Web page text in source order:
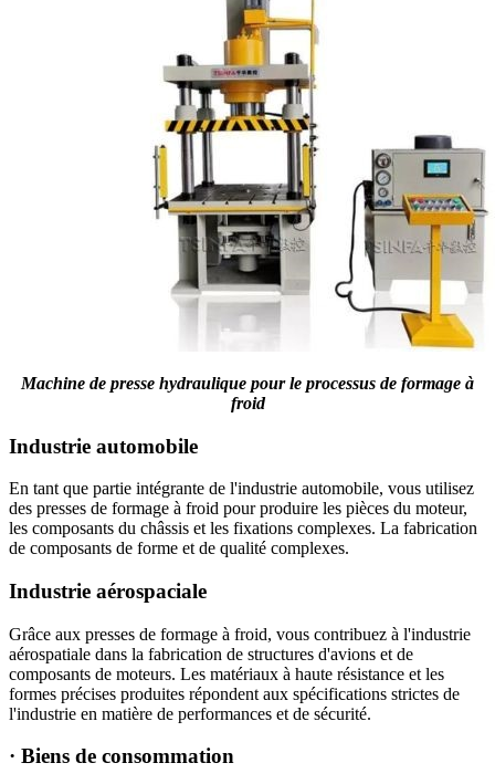
Machine de presse hydraulique pour le processus de formage à
froid
Industrie automobile
En tant que partie intégrante de l'industrie automobile, vous utilisez
des presses de formage à froid pour produire les pièces du moteur,
les composants du châssis et les fixations complexes. La fabrication
de composants de forme et de qualité complexes.
Industrie aérospaciale
Grâce aux presses de formage à froid, vous contribuez à l'industrie
aérospatiale dans la fabrication de structures d'avions et de
composants de moteurs. Les matériaux à haute résistance et les
formes précises produites répondent aux spécifications strictes de
l'industrie en matière de performances et de sécurité.
· Biens de consommation